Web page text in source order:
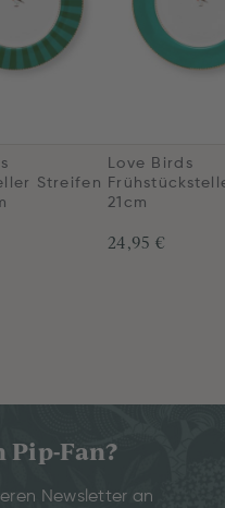
Streifen
Love Birds
21cm
24,95 €
Pip-Fan?
Newsletter an